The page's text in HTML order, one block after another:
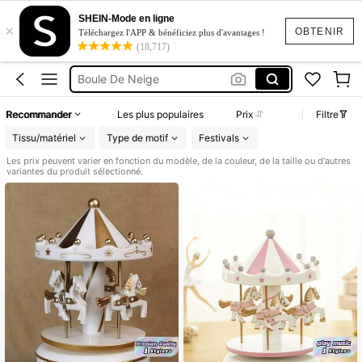
OBTENIR
×
SHEIN-Mode en ligne
Téléchargez l'APP & bénéficiez plus d'avantages !
(18,717)
Boite A Musique
Boîte à Musique
Boule De Neige
Music Box
Recommander Les plus populaires Prix
Filtre
Tissu/matériel
Type de motif Festivals
Les prix peuvent varier en fonction du modèle, de la couleur, de la taille ou d'autres
variantes du produit sélectionné.